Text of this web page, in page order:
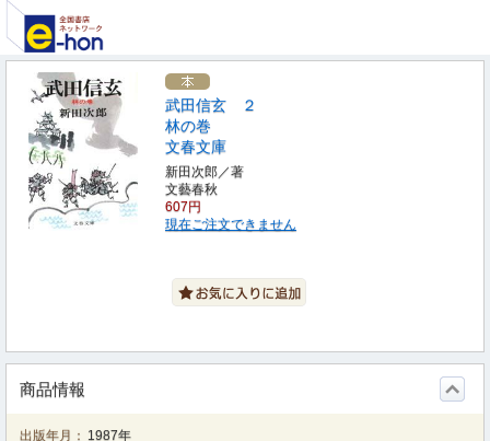
武田信玄 ２
林の巻
文春文庫
新田次郎／著
文藝春秋
607円
現在ご注文できません
商品情報
出版年月： 1987年